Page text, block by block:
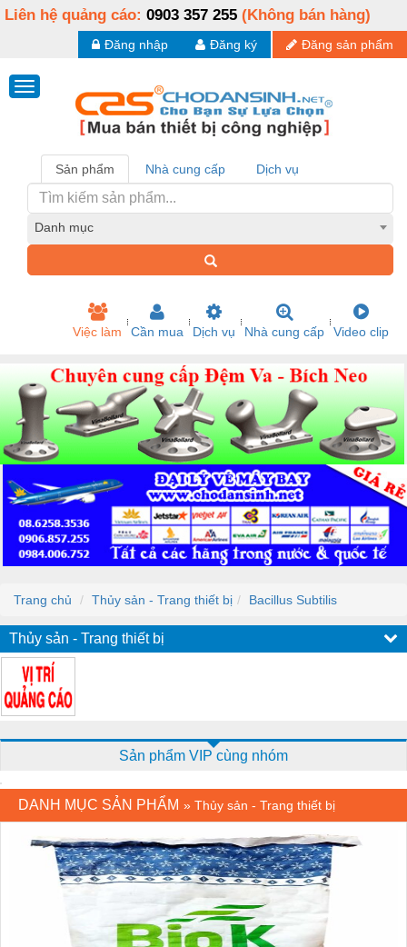
Liên hệ quảng cáo: 0903 357 255 (Không bán hàng)
Đăng sản phẩm
Đăng ký
Đăng nhập
Sản phẩm Nhà cung cấp Dịch vụ
Danh mục
Việc làm Cần mua Dịch vụ Nhà cung cấp Video clip
Trang chủ Thủy sản - Trang thiết bị Bacillus Subtilis
Thủy sản - Trang thiết bị
Sản phẩm VIP cùng nhóm
DANH MỤC SẢN PHẨM » Thủy sản - Trang thiết bị